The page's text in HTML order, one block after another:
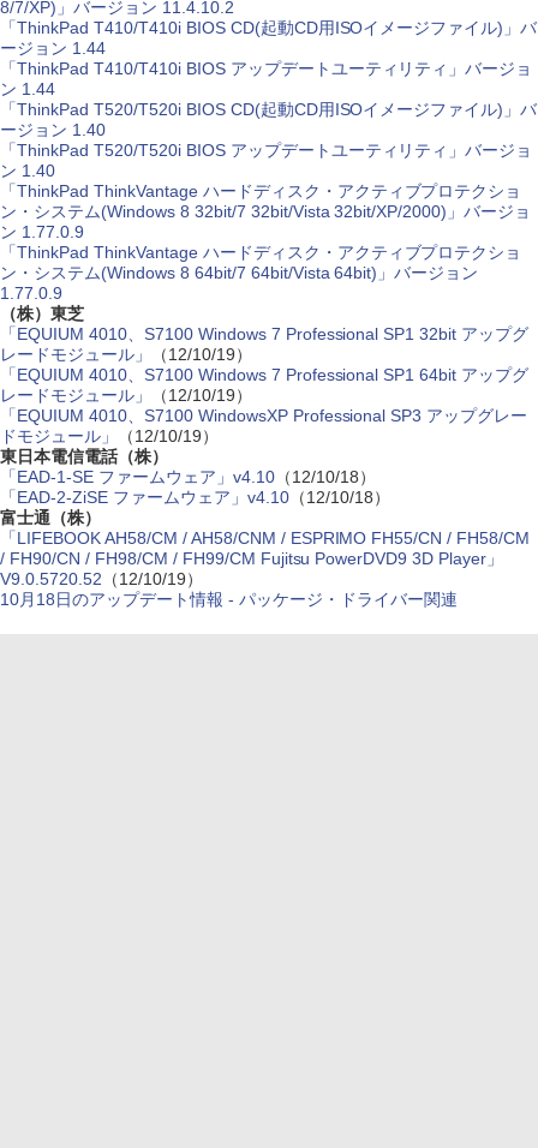
8/7/XP)」バージョン 11.4.10.2
「ThinkPad T410/T410i BIOS CD(起動CD用ISOイメージファイル)」バ
ージョン 1.44
「ThinkPad T410/T410i BIOS アップデートユーティリティ」バージョ
ン 1.44
「ThinkPad T520/T520i BIOS CD(起動CD用ISOイメージファイル)」バ
ージョン 1.40
「ThinkPad T520/T520i BIOS アップデートユーティリティ」バージョ
ン 1.40
「ThinkPad ThinkVantage ハードディスク・アクティブプロテクショ
ン・システム(Windows 8 32bit/7 32bit/Vista 32bit/XP/2000)」バージョ
ン 1.77.0.9
「ThinkPad ThinkVantage ハードディスク・アクティブプロテクショ
ン・システム(Windows 8 64bit/7 64bit/Vista 64bit)」バージョン
1.77.0.9
（株）東芝
「EQUIUM 4010、S7100 Windows 7 Professional SP1 32bit アップグ
レードモジュール」
（12/10/19）
「EQUIUM 4010、S7100 Windows 7 Professional SP1 64bit アップグ
レードモジュール」
（12/10/19）
「EQUIUM 4010、S7100 WindowsXP Professional SP3 アップグレー
ドモジュール」
（12/10/19）
東日本電信電話（株）
「EAD-1-SE ファームウェア」v4.10（12/10/18）
「EAD-2-ZiSE ファームウェア」v4.10（12/10/18）
富士通（株）
「LIFEBOOK AH58/CM / AH58/CNM / ESPRIMO FH55/CN / FH58/CM
/ FH90/CN / FH98/CM / FH99/CM Fujitsu PowerDVD9 3D Player」
V9.0.5720.52 （12/10/19）
10月18日のアップデート情報 - パッケージ・ドライバー関連